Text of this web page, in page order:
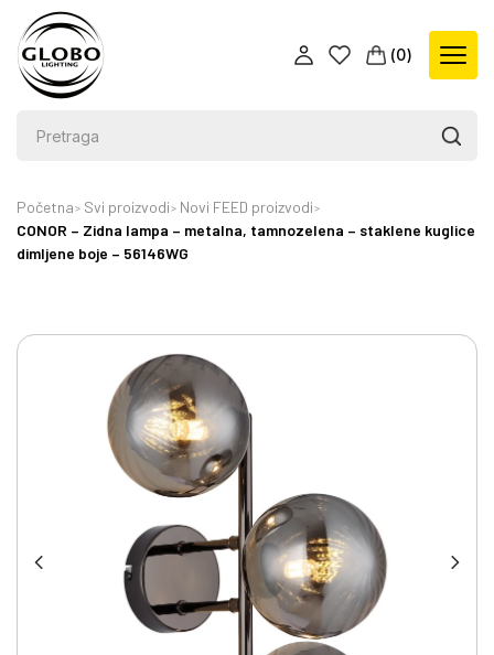
(0)
Početna Svi proizvodi
Novi FEED proizvodi
CONOR – Zidna lampa – metalna, tamnozelena – staklene kuglice
dimljene boje – 56146WG